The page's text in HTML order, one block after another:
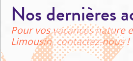
Nos dernières
Pour vos vacances nature
Limousin, contactez-nous !